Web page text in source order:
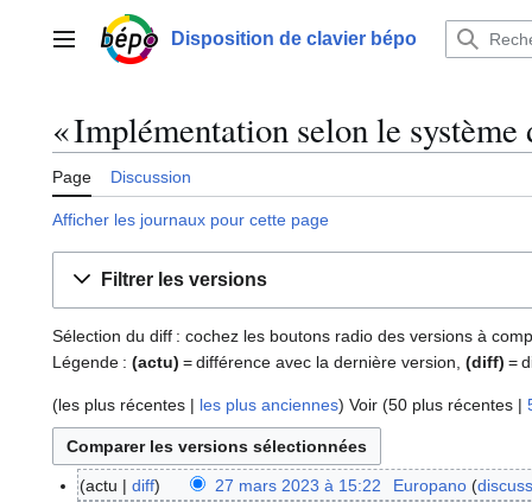
contenuMenu principalDisposition de clavier bépo
« Implémentation selon le
Page Discussion
Afficher les journaux pour cette page
Filtrer les versions
Sélection du diff : cochez les boutons radio des versions à
Légende : (actu) = différence avec la dernière version, (diff) =
(les plus récentes | les plus anciennes) Voir (50 plus récentes |
2
actu diff 27 mars 2023 à 15:22 Europano